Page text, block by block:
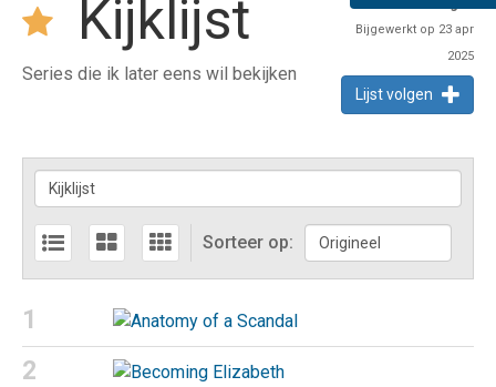
Kijklijst
Series die ik later eens wil bekijken
Bijgewerkt op 23 apr
2025
Lijst volgen
Sorteer op:
1
2